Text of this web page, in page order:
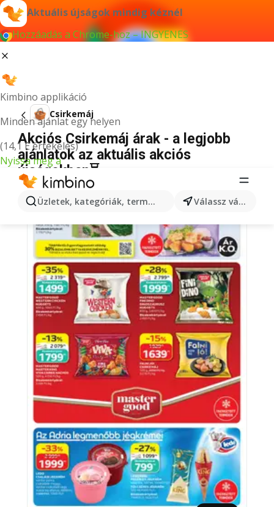
Aktuális újságok mindig kéznél
Hozzáadás a Chrome-hoz – INGYENES
Kimbino applikáció
Minden ajánlat egy helyen
(14,1 E értékelés)
Nyissa meg a
Üzletek, kategóriák, termékek keresése... Válassz várost
Csirkemáj
Akciós Csirkemáj árak - a legjobb
ajánlatok az aktuális akciós
újságokban⏳